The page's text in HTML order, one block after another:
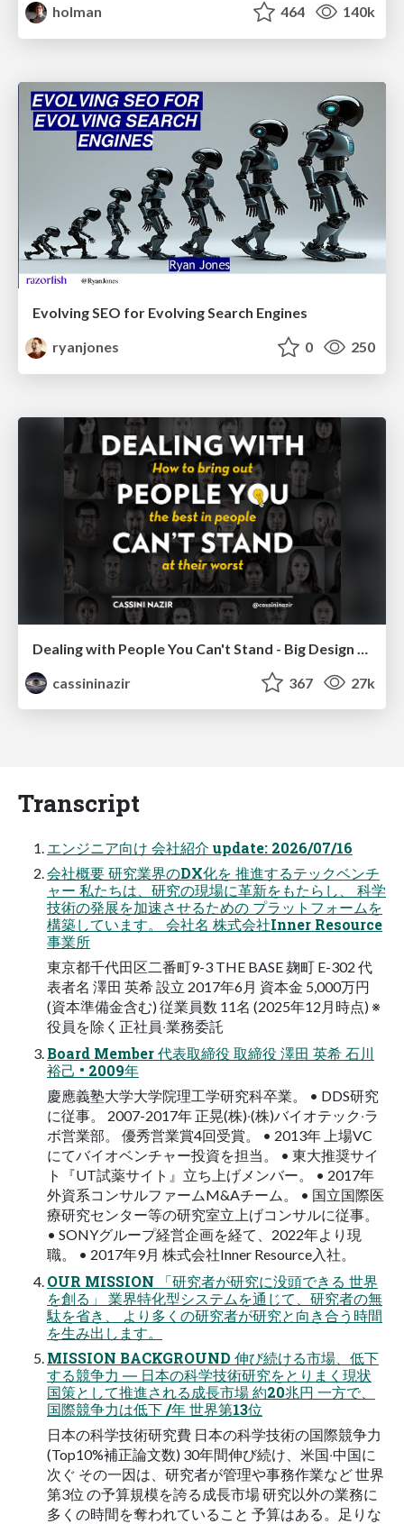
holman
464 140k
Evolving SEO for Evolving Search Engines
ryanjones
0 250
cassininazir
367 27k
Transcript
エンジニア向け 会社紹介 update: 2026/07/16
会社概要 研究業界のDX化を 推進するテックベンチ
ャー 私たちは、研究の現場に⾰新をもたらし、 科学
技術の発展を加速させるための プラットフォームを
構築しています。 会社名 株式会社Inner Resource
事業所
東京都千代⽥区⼆番町9-3 THE BASE 麹町 E-302 代
表者名 澤⽥ 英希 設⽴ 2017年6⽉ 資本⾦ 5,000万円
(資本準備⾦含む) 従業員数 11名 (2025年12⽉時点) ※
役員を除く正社員‧業務委託
Board Member 代表取締役 取締役 澤⽥ 英希 ⽯川
裕⼰ • 2009年
慶應義塾⼤学⼤学院理⼯学研究科卒業。 • DDS研究
に従事。 2007-2017年 正晃(株)‧(株)バイオテック‧ラ
ボ営業部。 優秀営業賞4回受賞。 • 2013年 上場VC
にてバイオベンチャー投資を担当。 • 東⼤推奨サイ
ト『UT試薬サイト』⽴ち上げメンバー。 • 2017年
外資系コンサルファームM&Aチーム。 • 国⽴国際医
療研究センター等の研究室⽴上げコンサルに従事。
• SONYグループ経営企画を経て、2022年より現
職。 • 2017年9⽉ 株式会社Inner Resource⼊社。
OUR MISSION 「研究者が研究に没頭できる 世界
を創る」 業界特化型システムを通じて、研究者の無
駄を省き、 より多くの研究者が研究と向き合う時間
を⽣み出します。
MISSION BACKGROUND 伸び続ける市場、低下
する競争⼒ ― ⽇本の科学技術研究をとりまく現状
国策として推進される成⻑市場 約20兆円 ⼀⽅で、
国際競争⼒は低下 /年 世界第13位
⽇本の科学技術研究費 ⽇本の科学技術の国際競争⼒
(Top10%補正論⽂数) 30年間伸び続け、⽶国‧中国に
次ぐ その⼀因は、研究者が管理や事務作業など 世界
第3位 の予算規模を誇る成⻑市場 研究以外の業務に
多くの時間を奪われていること 予算はある。⾜りな